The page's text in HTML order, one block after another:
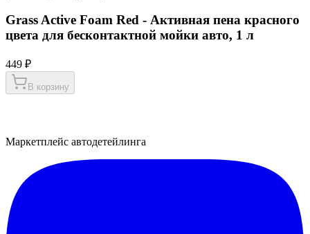
Grass Active Foam Red - Активная пена красного
цвета для бесконтактной мойки авто, 1 л
449 ₽
В корзину
Маркетплейс автодетейлинга